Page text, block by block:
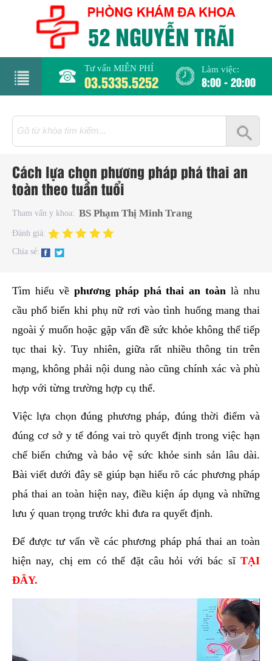
Tư vấn MIỄN PHÍ
03.5335.5252
Làm việc:
8:00 - 20:00
Cách lựa chọn phương pháp phá thai an
toàn theo tuần tuổi
Tham vấn y khoa: BS Phạm Thị Minh Trang
Đánh giá:
Chia sẻ:
Tìm hiểu về phương pháp phá thai an toàn là nhu
cầu phổ biến khi phụ nữ rơi vào tình huống mang thai
ngoài ý muốn hoặc gặp vấn đề sức khỏe không thể tiếp
tục thai kỳ. Tuy nhiên, giữa rất nhiều thông tin trên
mạng, không phải nội dung nào cũng chính xác và phù
hợp với từng trường hợp cụ thể.
Việc lựa chọn đúng phương pháp, đúng thời điểm và
đúng cơ sở y tế đóng vai trò quyết định trong việc hạn
chế biến chứng và bảo vệ sức khỏe sinh sản lâu dài.
Bài viết dưới đây sẽ giúp bạn hiểu rõ các phương pháp
phá thai an toàn hiện nay, điều kiện áp dụng và những
lưu ý quan trọng trước khi đưa ra quyết định.
Để được tư vấn về các phương pháp phá thai an toàn
hiện nay, chị em có thể đặt câu hỏi với bác sĩTẠI
ĐÂY.